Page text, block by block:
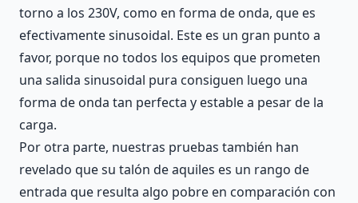
torno a los 230V, como en forma de onda, que es
efectivamente sinusoidal. Este es un gran punto a
favor, porque no todos los equipos que prometen
una salida sinusoidal pura consiguen luego una
forma de onda tan perfecta y estable a pesar de la
carga.
Por otra parte, nuestras pruebas también han
revelado que su talón de aquiles es un rango de
entrada que resulta algo pobre en comparación con